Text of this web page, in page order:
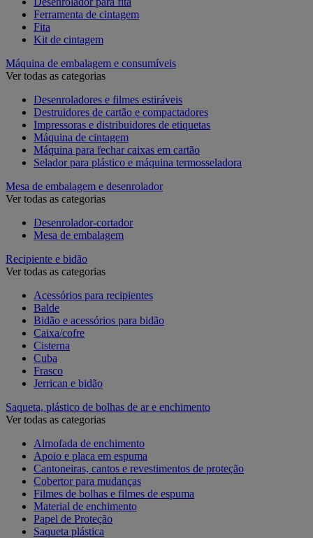
Ferramenta de cintagem
Fita
Kit de cintagem
Máquina de embalagem e consumíveis
Ver todas as categorias
Desenroladores e filmes estiráveis
Destruidores de cartão e compactadores
Impressoras e distribuidores de etiquetas
Máquina de cintagem
Máquina para fechar caixas em cartão
Selador para plástico e máquina termosseladora
Mesa de embalagem e desenrolador
Ver todas as categorias
Desenrolador-cortador
Mesa de embalagem
Recipiente e bidão
Ver todas as categorias
Acessórios para recipientes
Balde
Bidão e acessórios para bidão
Caixa/cofre
Cisterna
Cuba
Frasco
Jerrican e bidão
Saqueta, plástico de bolhas de ar e enchimento
Ver todas as categorias
Almofada de enchimento
Apoio e placa em espuma
Cantoneiras, cantos e revestimentos de proteção
Cobertor para mudanças
Filmes de bolhas e filmes de espuma
Material de enchimento
Papel de Proteção
Saqueta plástica